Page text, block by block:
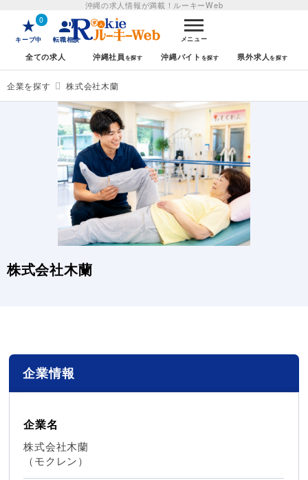
沖縄の求人情報が満載！ ルーキーWeb
0
キープ中 転職相談 メニュー
全ての求人 沖縄社員 沖縄バイト 県外求人
企業を探す 株式会社木蘭
株式会社木蘭
企業情報
企業名
株式会社木蘭
（モクレン）